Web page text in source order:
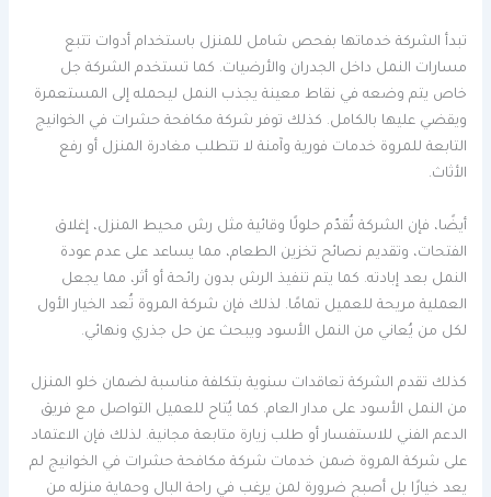
تبدأ الشركة خدماتها بفحص شامل للمنزل باستخدام أدوات تتبع
مسارات النمل داخل الجدران والأرضيات. كما تستخدم الشركة جل
خاص يتم وضعه في نقاط معينة يجذب النمل ليحمله إلى المستعمرة
ويقضي عليها بالكامل. كذلك توفر شركة مكافحة حشرات في الخوانيج
التابعة للمروة خدمات فورية وآمنة لا تتطلب مغادرة المنزل أو رفع
الأثاث.
أيضًا، فإن الشركة تُقدّم حلولًا وقائية مثل رش محيط المنزل، إغلاق
الفتحات، وتقديم نصائح تخزين الطعام، مما يساعد على عدم عودة
النمل بعد إبادته. كما يتم تنفيذ الرش بدون رائحة أو أثر، مما يجعل
العملية مريحة للعميل تمامًا. لذلك فإن شركة المروة تُعد الخيار الأول
لكل من يُعاني من النمل الأسود ويبحث عن حل جذري ونهائي.
كذلك تقدم الشركة تعاقدات سنوية بتكلفة مناسبة لضمان خلو المنزل
من النمل الأسود على مدار العام. كما يُتاح للعميل التواصل مع فريق
الدعم الفني للاستفسار أو طلب زيارة متابعة مجانية. لذلك فإن الاعتماد
على شركة المروة ضمن خدمات شركة مكافحة حشرات في الخوانيج لم
يعد خيارًا بل أصبح ضرورة لمن يرغب في راحة البال وحماية منزله من